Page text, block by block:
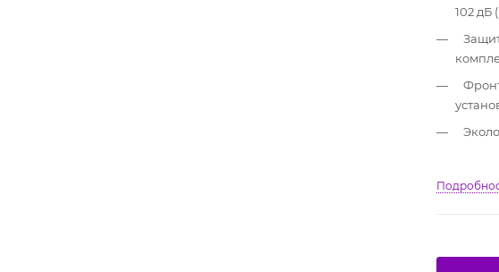
102 дБ